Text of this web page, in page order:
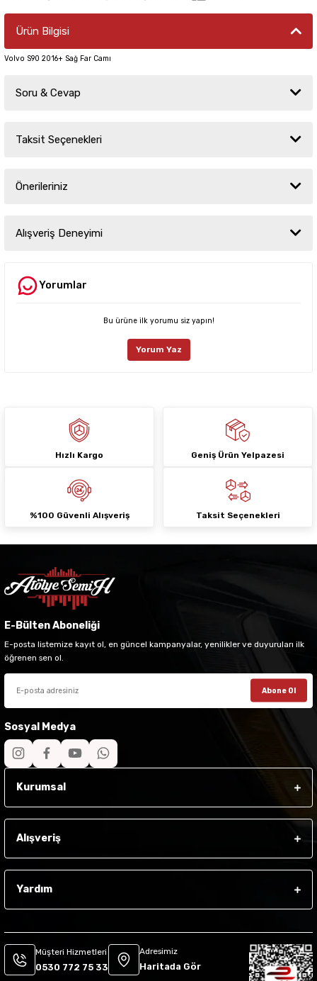
Ürün Bilgisi
Volvo S90 2016+ Sağ Far Camı
Soru & Cevap
Ürün hakkında henüz soru sorulmamış.
Taksit Seçenekleri
Önerileriniz
yetersiz gördüğünüz noktaları öneri formunu kullanarak tarafımıza
iletebilirsiniz.
Ürün resmi kalitesiz, bozuk veya görüntülenemiyor.
Ürün fiyatı diğer sitelerden daha pahalı.
Alışveriş Deneyimi
Deneyimini Paylaş
Yorumlar
Bu ürüne ilk yorumu siz yapın!
Yorum Yaz
Hızlı Kargo Geniş Ürün Yelpazesi
%100 Güvenli Alışveriş Taksit Seçenekleri
E-Bülten Aboneliği
E-posta listemize kayıt ol, en güncel kampanyalar, yenilikler ve duyuruları ilk
öğrenen sen ol.
Abone Ol
Sosyal Medya
Kurumsal
Alışveriş
Yardım
Müşteri Hizmetleri
0530 772 75 33
Adresimiz
Haritada Gör